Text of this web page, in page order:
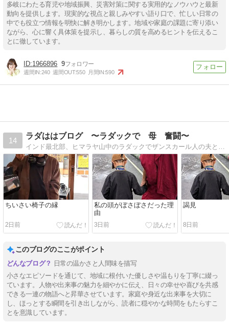
多岐にわたる育児や地域振興、災害対策に関する実用的なノウハウと最新
動向を提供します。現実的な視点と親しみやすい語り口で、忙しい日常の
中でも役立つ情報を明快に解き明かします。地域や家庭の課題に寄り添い
ながら、心に響く具体策を提示し、暮らしの質を高めるヒントを伝えるこ
とに徹しています。
1966896 9
週間IN:240 週間OUT:550 月間IN:590
14
ラダははブログ 〜ラダックで 母 奮闘〜
ちいさい椅子の縁
2日前
私の頭がぼさぼさだった理
由
3日前
謁見
8日前
このブログのここがポイント
日常の温かさと人間味を描写
小さなエピソードを通じて、地域に根付いた優しさや温もりを丁寧に綴っ
ています。人物や出来事の魅力を細やかに伝え、日々の幸せや喜びを共感
できる一連の物語へと昇華させています。家庭や身近な出来事を大切に
し、ほっとする瞬間を引き出しながら、読者に穏やかな時間をもたらすこ
とを意識しています。